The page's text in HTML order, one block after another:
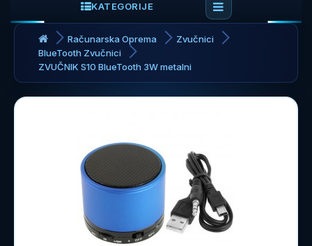
KATEGORIJE
Računarska Oprema
Zvučnici
BlueTooth Zvučnici
ZVUČNIK S10 BlueTooth 3W metalni